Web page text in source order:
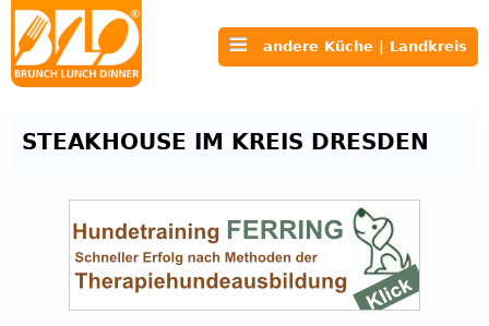
andere Küche | Landkreis
STEAKHOUSE IM KREIS DRESDEN